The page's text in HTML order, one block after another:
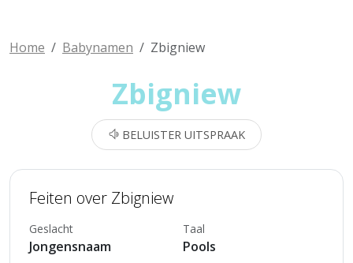
Home Babynamen Zbigniew
Zbigniew
BELUISTER UITSPRAAK
Feiten over Zbigniew
Geslacht
Jongensnaam
Taal
Pools